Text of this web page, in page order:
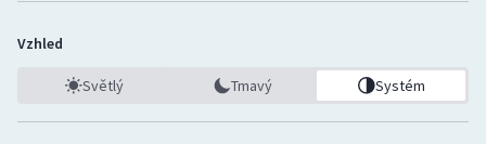
Vzhled
Světlý Tmavý Systém